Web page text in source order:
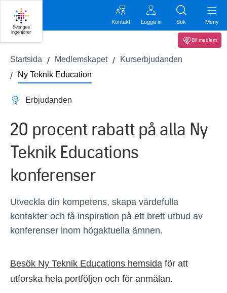
Kontakt Logga in Sök Meny
Bli medlem
Startsida Medlemskapet
Kurserbjudanden
Ny Teknik Education
Erbjudanden
20 procent rabatt på alla Ny
Teknik Educations
konferenser
Utveckla din kompetens, skapa värdefulla
kontakter och få inspiration på ett brett utbud av
konferenser inom högaktuella ämnen.
Besök Ny Teknik Educations hemsida för att
utforska hela portföljen och för anmälan.